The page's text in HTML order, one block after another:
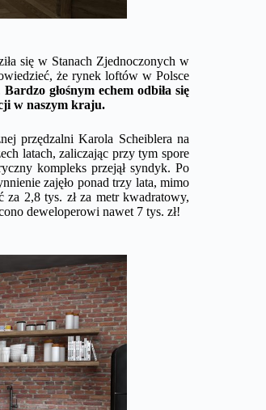
się w Stanach Zjednoczonych w
że rynek loftów w Polsce
Bardzo głośnym echem odbiła się
w naszym kraju.
przędzalni Karola Scheiblera na
latach, zaliczając przy tym spore
kompleks przejął syndyk. Po
zajęło ponad trzy lata, mimo
za 2,8 tys. zł za metr kwadratowy,
deweloperowi nawet 7 tys. zł!